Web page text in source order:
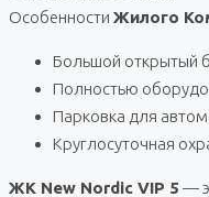
Особенности Жилого
Большой открытый
Полностью
Парковка для
Круглосуточная
ЖК New Nordic VIP 5 —